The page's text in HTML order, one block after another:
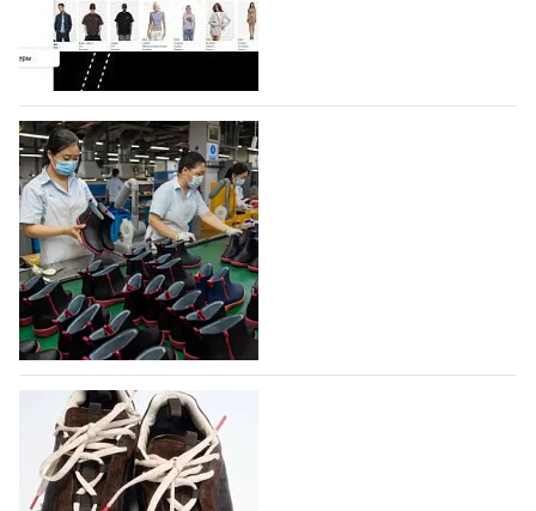
На платформе Lamoda - новый раздел и
условия продвижения локальных
дизайнерских марок
Российский маркетплейс Lamoda решил обновить
раздел для продажи продукции локальных
дизайнерских марок одежды, обуви и аксессуаров.
Бренды также получат маркетинговую…
06.08.2026 347
Объем мирового производства обуви в
2025 году практически не увеличился
В 2025 году мировое производство обуви